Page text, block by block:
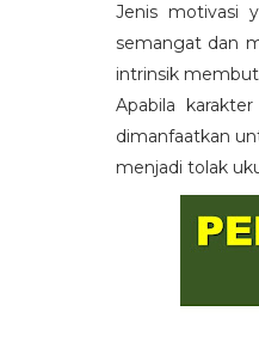
Jenis motivasi
semangat dan
intrinsik
Apabila
dimanfaatkan
menjadi tolak